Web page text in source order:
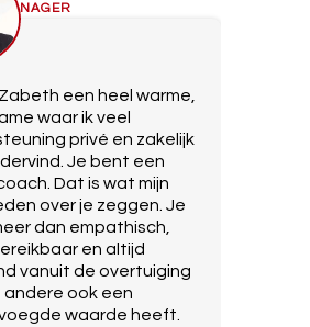
MANAGER
een heel warme,
waar ik veel
privé en zakelijk
Je bent een
Dat is wat mijn
over je zeggen. Je
dan empathisch,
en altijd
vanuit de overtuiging
ook een
waarde heeft.